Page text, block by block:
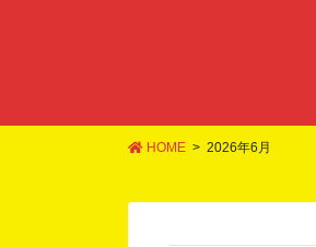
HOME 2026年6月